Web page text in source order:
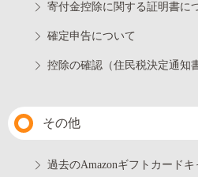
寄付金控除に関する証明書に
確定申告について
控除の確認（住民税決定通知
その他
過去のAmazonギフトカード